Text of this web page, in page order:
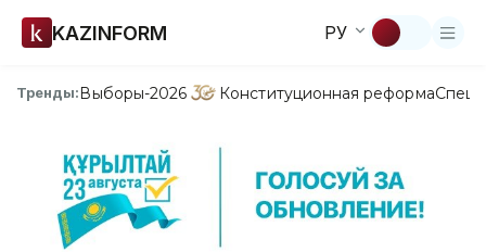
KAZINFORM РУ
Тренды:Выборы-2026 Конституционная реформа